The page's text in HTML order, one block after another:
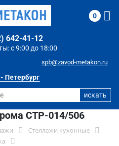
Петербург
с 9:00 до 18:00
642-41-12
spb@zavod-metakon.ru
0
СТР-014/506
Стеллажи кухонные